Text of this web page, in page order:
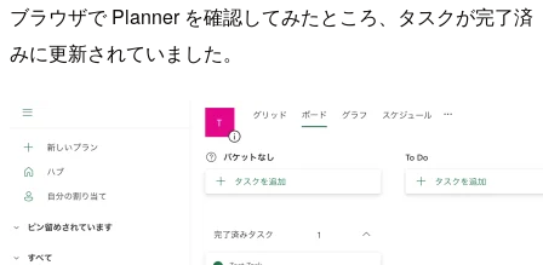
ブラウザで Planner を確認してみたところ、タスクが完了済
みに更新されていました。